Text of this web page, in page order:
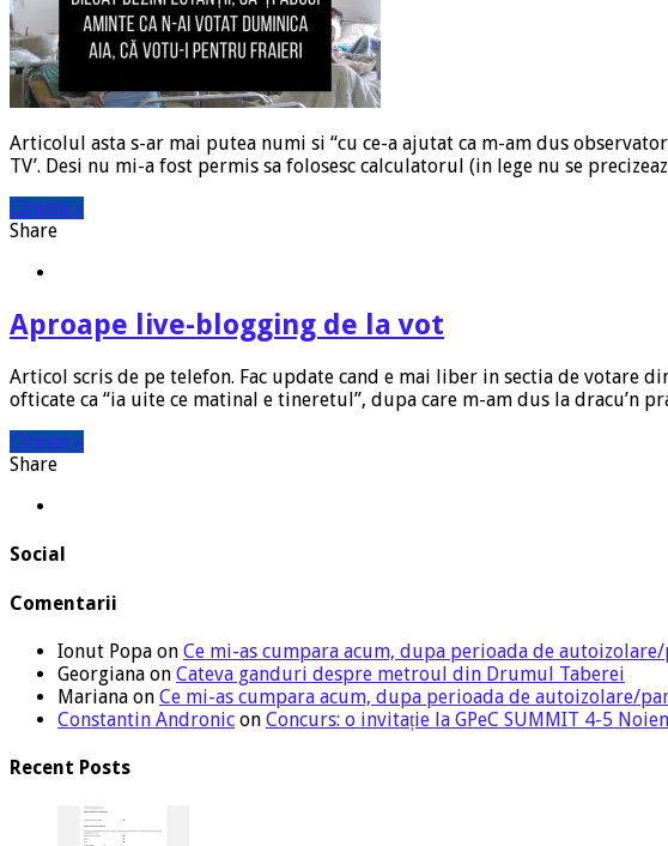
Articolul asta s-ar mai putea numi si “cu ce-a ajutat ca m-am dus
TV’. Desi nu mi-a fost permis sa folosesc calculatorul (in lege nu se
Citeste »
Share
Aproape live-blogging de la vot
Articol scris de pe telefon. Fac update cand e mai liber in sectia de votare
ofticate ca “ia uite ce matinal e tineretul”, dupa care m-am dus la dracu’n
Citeste »
Share
Social
Comentarii
Ionut Popa on Ce mi-as cumpara acum, dupa perioada de
Georgiana on Cateva ganduri despre metroul din Drumul Taberei
Mariana on Ce mi-as cumpara acum, dupa perioada de autoizolare/
Constantin Andronic on Concurs: o invitație la GPeC SUMMIT 4-5
Recent Posts